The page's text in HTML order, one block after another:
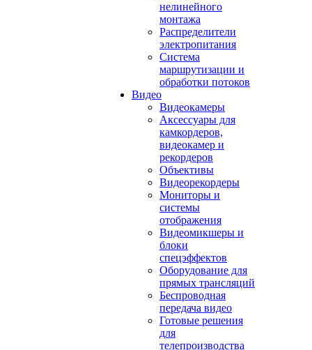
нелинейного
монтажа
Распределители
электропитания
Система
маршрутизации и
обработки потоков
Видео
Видеокамеры
Аксессуары для
камкордеров,
видеокамер и
рекордеров
Объективы
Видеорекордеры
Мониторы и
системы
отображения
Видеомикшеры и
блоки
спецэффектов
Оборудование для
прямых трансляций
Беспроводная
передача видео
Готовые решения
для
телепроизводства